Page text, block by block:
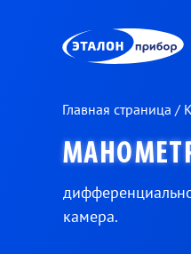
Главная страница /
камера.